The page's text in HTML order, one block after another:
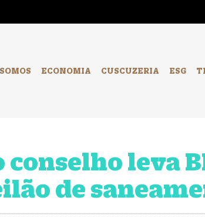
ECONOMIA CUSCUZERIA ESG
leva
de